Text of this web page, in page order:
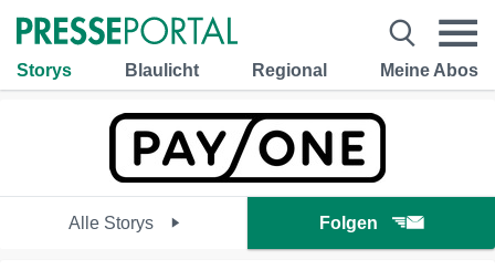
Storys Blaulicht Regional Meine Abos
Alle Storys Folgen